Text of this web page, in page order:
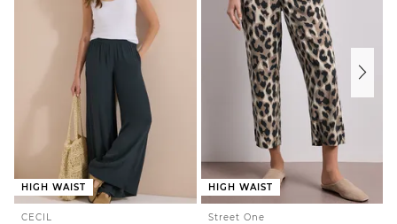
HIGH WAIST
CECIL
HIGH WAIST
Street One